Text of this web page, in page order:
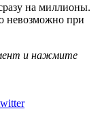
на миллионы.
невозможно при
и нажмите